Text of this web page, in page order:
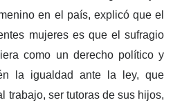
en el país, explicó que el
mujeres es que el sufragio
como un derecho político y
la igualdad ante la ley, que
trabajo, ser tutoras de sus hijos,